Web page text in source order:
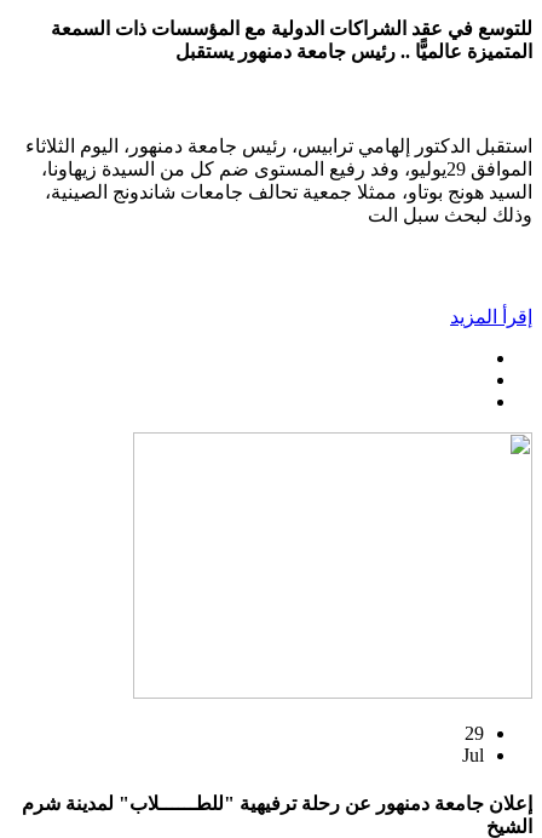
للتوسع في عقد الشراكات الدولية مع المؤسسات ذات السمعة
المتميزة عالميًّا .. رئيس جامعة دمنهور يستقبل
استقبل الدكتور إلهامي ترابيس، رئيس جامعة دمنهور، اليوم الثلاثاء
الموافق 29يوليو، وفد رفيع المستوى ضم كل من السيدة زيهاونا،
السيد هونج بوتاو، ممثلا جمعية تحالف جامعات شاندونج الصينية،
وذلك لبحث سبل الت
إقرأ المزيد
29
Jul
إعلان جامعة دمنهور عن رحلة ترفيهية "للطــــــلاب" لمدينة شرم
الشيخ